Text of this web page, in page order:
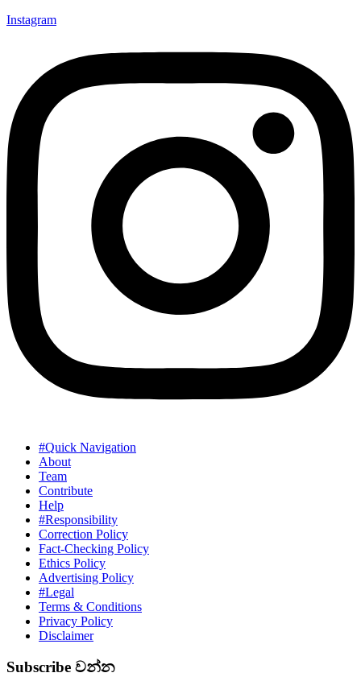
Instagram
#Quick Navigation
About
Team
Contribute
Help
#Responsibility
Correction Policy
Fact-Checking Policy
Ethics Policy
Advertising Policy
#Legal
Terms & Conditions
Privacy Policy
Disclaimer
Subscribe වන්න